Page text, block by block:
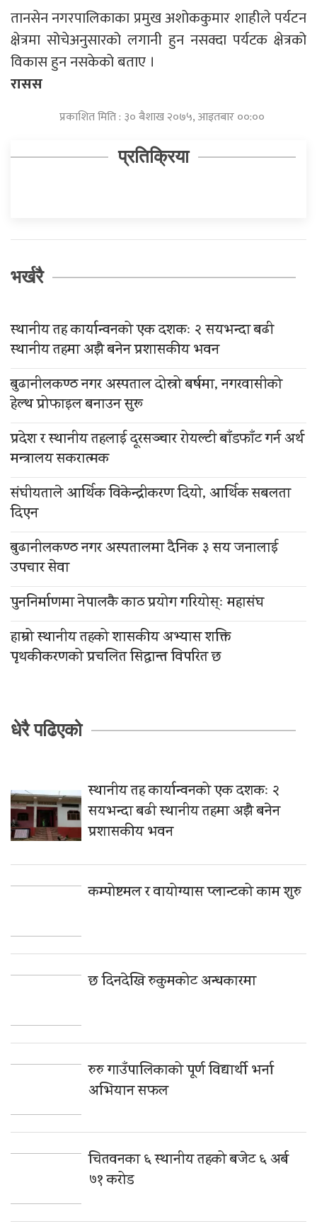
तानसेन नगरपालिकाका प्रमुख अशोककुमार शाहीले पर्यटन
क्षेत्रमा सोचेअनुसारको लगानी हुन नसक्दा पर्यटक क्षेत्रको
विकास हुन नसकेको बताए ।
रासस
प्रकाशित मिति : ३० बैशाख २०७५, आइतबार ००:००
प्रतिक्रिया
भर्खरै
स्थानीय तह कार्यान्वनको एक दशकः २ सयभन्दा बढी
स्थानीय तहमा अझै बनेन प्रशासकीय भवन
बुढानीलकण्ठ नगर अस्पताल दोस्रो बर्षमा, नगरवासीको
हेल्थ प्रोफाइल बनाउन सुरू
प्रदेश र स्थानीय तहलाई दूरसञ्चार रोयल्टी बाँडफाँट गर्न अर्थ
मन्त्रालय सकरात्मक
संघीयताले आर्थिक विकेन्द्रीकरण दियो, आर्थिक सबलता
दिएन
बुढानीलकण्ठ नगर अस्पतालमा दैनिक ३ सय जनालाई
उपचार सेवा
पुननिर्माणमा नेपालकै काठ प्रयोग गरियोस्ः महासंघ
हाम्रो स्थानीय तहको शासकीय अभ्यास शक्ति
पृथकीकरणको प्रचलित सिद्धान्त विपरित छ
धेरै पढिएको
स्थानीय तह कार्यान्वनको एक दशकः २
सयभन्दा बढी स्थानीय तहमा अझै बनेन
प्रशासकीय भवन
कम्पोष्टमल र वायोग्यास प्लान्टको काम शुरु
छ दिनदेखि रुकुमकोट अन्धकारमा
रुरु गाउँपालिकाको पूर्ण विद्यार्थी भर्ना
अभियान सफल
चितवनका ६ स्थानीय तहको बजेट ६ अर्ब
७१ करोड